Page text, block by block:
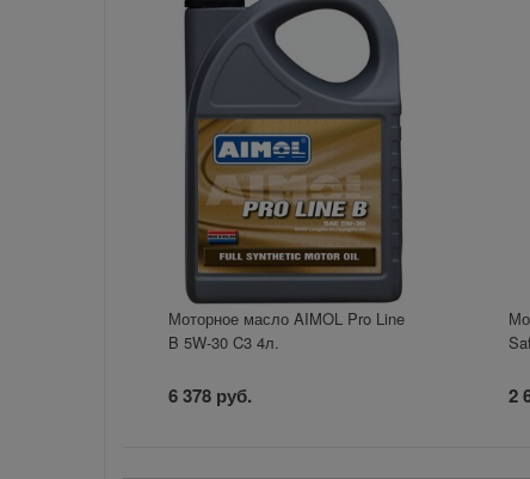
Моторное масло AIMOL Pro Line
B 5W-30 C3 4л.
6 378 руб. 2